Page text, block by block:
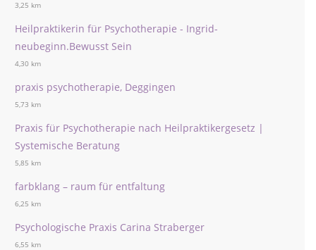
3,25 km
Heilpraktikerin für Psychotherapie - Ingrid-
neubeginn.Bewusst Sein
4,30 km
praxis psychotherapie, Deggingen
5,73 km
Praxis für Psychotherapie nach Heilpraktikergesetz |
Systemische Beratung
5,85 km
farbklang – raum für entfaltung
6,25 km
Psychologische Praxis Carina Straberger
6,55 km